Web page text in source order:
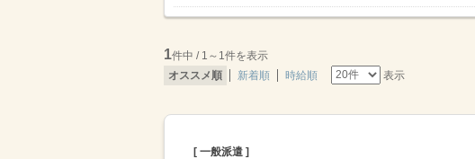
1件中 / 1～1件を表示
オススメ順
新着順 時給順 表示
[ 一般派遣 ]